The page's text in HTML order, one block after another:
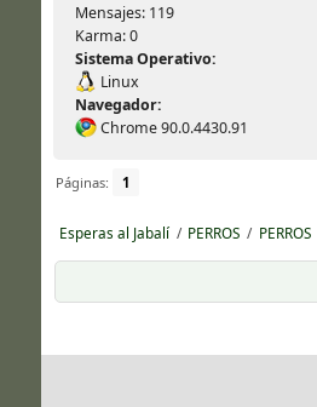
Mensajes: 119
Karma: 0
Sistema Operativo:
Linux
Navegador:
Chrome 90.0.4430.91
Páginas: 1
Esperas al Jabalí/ PERROS / PERROS